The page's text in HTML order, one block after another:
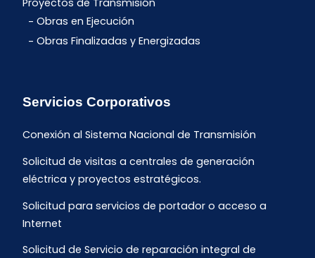
Obras en Ejecución
Obras Finalizadas y Energizadas
Servicios Corporativos
Conexión al Sistema Nacional de Transmisión
Solicitud de visitas a centrales de generación
eléctrica y proyectos estratégicos.
Solicitud para servicios de portador o acceso a
Internet
Solicitud de Servicio de reparación integral de